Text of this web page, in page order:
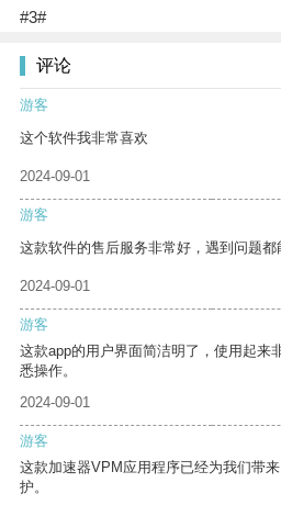
#3#
评论
游客
这个软件我非常喜欢
2024-09-01
游客
这款软件的售后服务非常好，遇到问题都
2024-09-01
游客
这款app的用户界面简洁明了，使用起来
悉操作。
2024-09-01
游客
这款加速器VPM应用程序已经为我们带
护。